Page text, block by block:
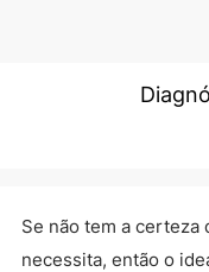
Se não tem a certeza
necessita, então o